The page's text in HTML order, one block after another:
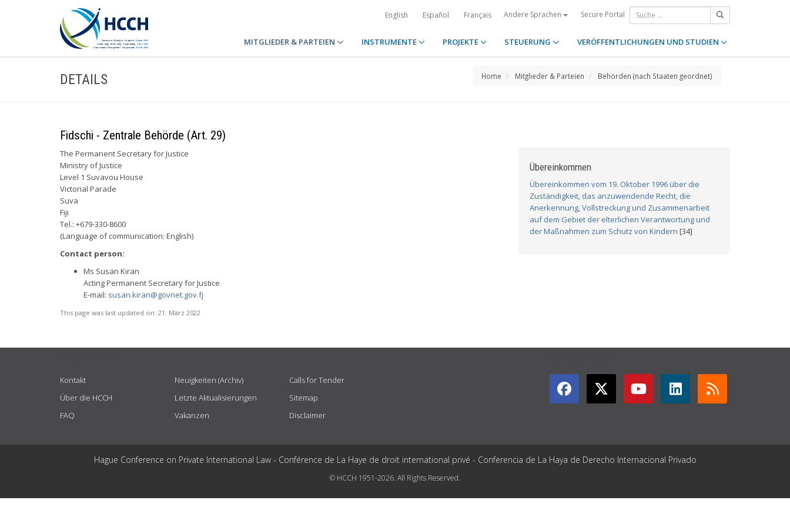
English Español Français Andere Sprachen Secure Portal
MITGLIEDER & PARTEIEN INSTRUMENTE PROJEKTE STEUERUNG VERÖFFENTLICHUNGEN UND STUDIEN
DETAILS Home Mitglieder & Parteien Behörden (nach Staaten geordnet)
Fidschi - Zentrale Behörde (Art. 29)
The Permanent Secretary for Justice
Ministry of Justice
Level 1 Suvavou House
Victorial Parade
Suva
Fiji
Tel.: +679-330-8600
(Language of communication: English)
Contact person:
Ms Susan Kiran
Acting Permanent Secretary for Justice
E-mail: susan.kiran@govnet.gov.fj
This page was last updated on: 21. März 2022
Übereinkommen
Übereinkommen vom 19. Oktober 1996 über die
Zuständigkeit, das anzuwendende Recht, die
Anerkennung, Vollstreckung und Zusammenarbeit
auf dem Gebiet der elterlichen Verantwortung und
der Maßnahmen zum Schutz von Kindern [34]
Kontakt
Über die HCCH
FAQ
Neuigkeiten (Archiv)
Letzte Aktualisierungen
Vakanzen
Calls for Tender
Sitemap
Disclaimer
Hague Conference on Private International Law - Conférence de La Haye de droit international privé - Conferencia de La Haya de Derecho Internacional Privado
© HCCH 1951-2026. All Rights Reserved.